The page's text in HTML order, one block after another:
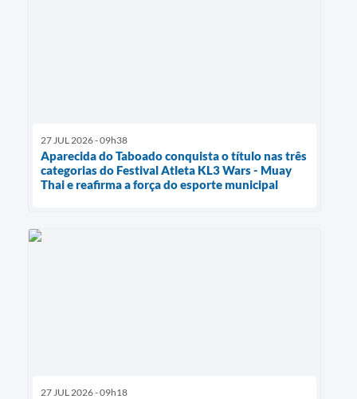
27 JUL 2026 - 09h38
Aparecida do Taboado conquista o título nas três
categorias do Festival Atleta KL3 Wars - Muay
Thai e reafirma a força do esporte municipal
27 JUL 2026 - 09h18